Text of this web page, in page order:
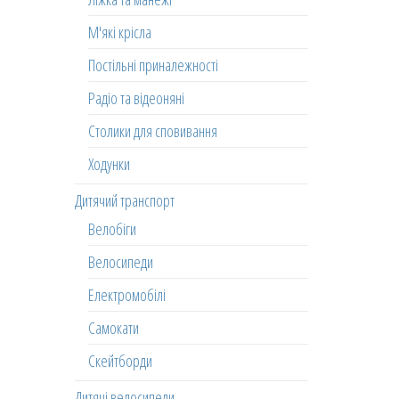
М'які крісла
Постільні приналежності
Радіо та відеоняні
Столики для сповивання
Ходунки
Дитячий транспорт
Велобіги
Велосипеди
Електромобілі
Самокати
Скейтборди